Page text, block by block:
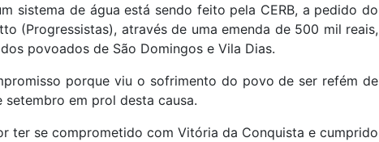
sistema de água está sendo feito pela CERB, a pedido do
(Progressistas), através de uma emenda de 500 mil reais,
povoados de São Domingos e Vila Dias.
porque viu o sofrimento do povo de ser refém de
em prol desta causa.
ter se comprometido com Vitória da Conquista e cumprido